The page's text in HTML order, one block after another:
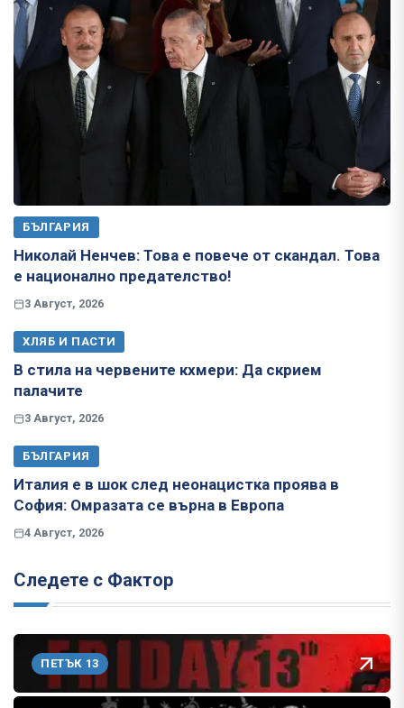
БЪЛГАРИЯ
Николай Ненчев: Това е повече от скандал. Това
е национално предателство!
3 Август, 2026
ХЛЯБ И ПАСТИ
В стила на червените кхмери: Да скрием
палачите
3 Август, 2026
БЪЛГАРИЯ
Италия е в шок след неонацистка проява в
София: Омразата се върна в Европа
4 Август, 2026
Следете с Фактор
ПЕТЪК 13